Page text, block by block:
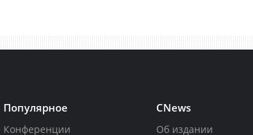
Популярное
Конференции
CNews
Об издании